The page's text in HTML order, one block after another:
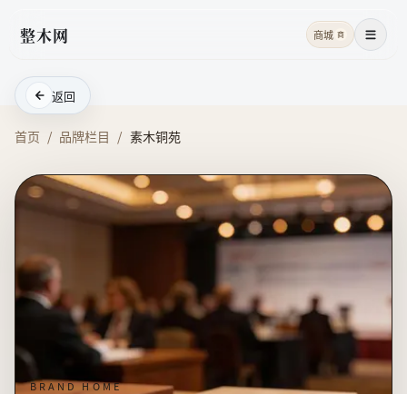
整木网 商城 商 菜单
返回
首页 / 品牌栏目 / 素木铜苑
BRAND HOME